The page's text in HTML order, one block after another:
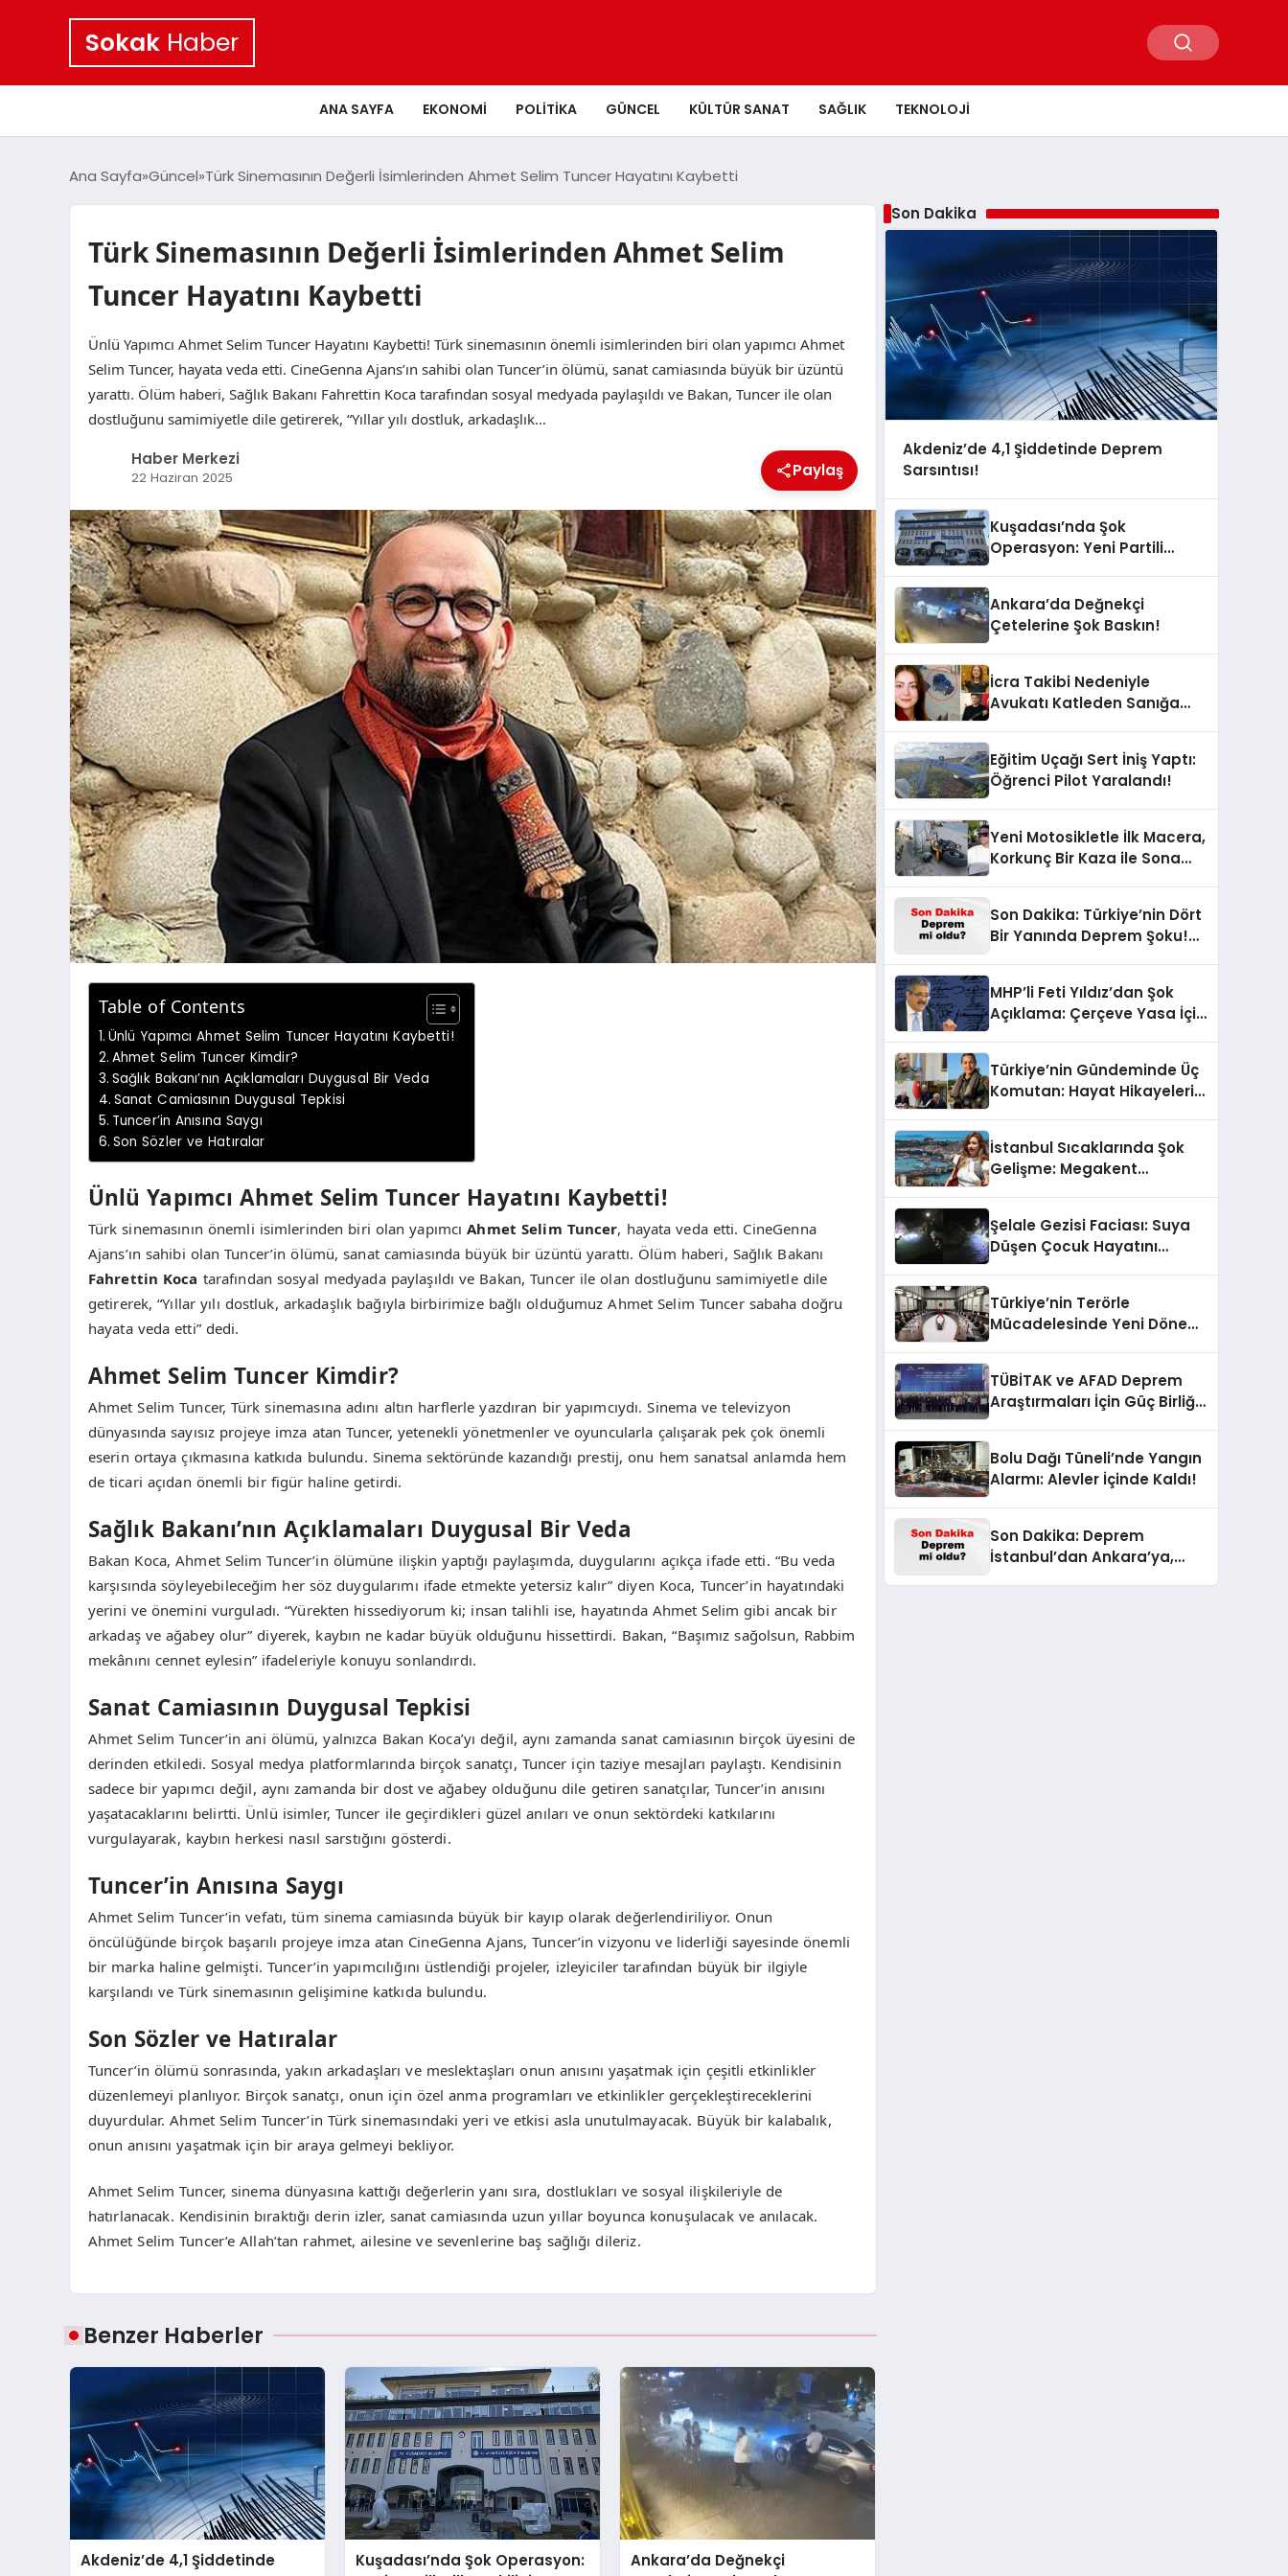
Sokak Haber
ANA SAYFA EKONOMI POLITIKA GÜNCEL KÜLTÜR SANAT SAĞLIK TEKNOLOJI
Ana Sayfa Güncel Türk Sinemasının Değerli İsimlerinden Ahmet Selim Tuncer Hayatını Kaybetti
Türk Sinemasının Değerli İsimlerinden Ahmet Selim
Tuncer Hayatını Kaybetti
Ünlü Yapımcı Ahmet Selim Tuncer Hayatını Kaybetti! Türk sinemasının önemli isimlerinden biri olan yapımcı Ahmet
Selim Tuncer, hayata veda etti. CineGenna Ajans’ın sahibi olan Tuncer’in ölümü, sanat camiasında büyük bir üzüntü
yarattı. Ölüm haberi, Sağlık Bakanı Fahrettin Koca tarafından sosyal medyada paylaşıldı ve Bakan, Tuncer ile olan
dostluğunu samimiyetle dile getirerek, “Yıllar yılı dostluk, arkadaşlık…
Haber Merkezi
22 Haziran 2025 Paylaş
Table of Contents
Ünlü Yapımcı Ahmet Selim Tuncer Hayatını Kaybetti!
Ahmet Selim Tuncer Kimdir?
Sağlık Bakanı’nın Açıklamaları Duygusal Bir Veda
Sanat Camiasının Duygusal Tepkisi
Tuncer’in Anısına Saygı
Son Sözler ve Hatıralar
Ünlü Yapımcı Ahmet Selim Tuncer Hayatını Kaybetti!
Türk sinemasının önemli isimlerinden biri olan yapımcıAhmet Selim Tuncer, hayata veda etti. CineGenna
Ajans’ın sahibi olan Tuncer’in ölümü, sanat camiasında büyük bir üzüntü yarattı. Ölüm haberi, Sağlık Bakanı
Fahrettin Koca tarafından sosyal medyada paylaşıldı ve Bakan, Tuncer ile olan dostluğunu samimiyetle dile
getirerek, “Yıllar yılı dostluk, arkadaşlık bağıyla birbirimize bağlı olduğumuz Ahmet Selim Tuncer sabaha doğru
hayata veda etti” dedi.
Ahmet Selim Tuncer Kimdir?
Ahmet Selim Tuncer, Türk sinemasına adını altın harflerle yazdıran bir yapımcıydı. Sinema ve televizyon
dünyasında sayısız projeye imza atan Tuncer, yetenekli yönetmenler ve oyuncularla çalışarak pek çok önemli
eserin ortaya çıkmasına katkıda bulundu. Sinema sektöründe kazandığı prestij, onu hem sanatsal anlamda hem
de ticari açıdan önemli bir figür haline getirdi.
Sağlık Bakanı’nın Açıklamaları Duygusal Bir Veda
Bakan Koca, Ahmet Selim Tuncer’in ölümüne ilişkin yaptığı paylaşımda, duygularını açıkça ifade etti. “Bu veda
karşısında söyleyebileceğim her söz duygularımı ifade etmekte yetersiz kalır” diyen Koca, Tuncer’in hayatındaki
yerini ve önemini vurguladı. “Yürekten hissediyorum ki; insan talihli ise, hayatında Ahmet Selim gibi ancak bir
arkadaş ve ağabey olur” diyerek, kaybın ne kadar büyük olduğunu hissettirdi. Bakan, “Başımız sağolsun, Rabbim
mekânını cennet eylesin” ifadeleriyle konuyu sonlandırdı.
Sanat Camiasının Duygusal Tepkisi
Ahmet Selim Tuncer’in ani ölümü, yalnızca Bakan Koca’yı değil, aynı zamanda sanat camiasının birçok üyesini de
derinden etkiledi. Sosyal medya platformlarında birçok sanatçı, Tuncer için taziye mesajları paylaştı. Kendisinin
sadece bir yapımcı değil, aynı zamanda bir dost ve ağabey olduğunu dile getiren sanatçılar, Tuncer’in anısını
yaşatacaklarını belirtti. Ünlü isimler, Tuncer ile geçirdikleri güzel anıları ve onun sektördeki katkılarını
vurgulayarak, kaybın herkesi nasıl sarstığını gösterdi.
Tuncer’in Anısına Saygı
Ahmet Selim Tuncer’in vefatı, tüm sinema camiasında büyük bir kayıp olarak değerlendiriliyor. Onun
öncülüğünde birçok başarılı projeye imza atan CineGenna Ajans, Tuncer’in vizyonu ve liderliği sayesinde önemli
bir marka haline gelmişti. Tuncer’in yapımcılığını üstlendiği projeler, izleyiciler tarafından büyük bir ilgiyle
karşılandı ve Türk sinemasının gelişimine katkıda bulundu.
Son Sözler ve Hatıralar
Tuncer’in ölümü sonrasında, yakın arkadaşları ve meslektaşları onun anısını yaşatmak için çeşitli etkinlikler
düzenlemeyi planlıyor. Birçok sanatçı, onun için özel anma programları ve etkinlikler gerçekleştireceklerini
duyurdular. Ahmet Selim Tuncer’in Türk sinemasındaki yeri ve etkisi asla unutulmayacak. Büyük bir kalabalık,
onun anısını yaşatmak için bir araya gelmeyi bekliyor.
Ahmet Selim Tuncer, sinema dünyasına kattığı değerlerin yanı sıra, dostlukları ve sosyal ilişkileriyle de
hatırlanacak. Kendisinin bıraktığı derin izler, sanat camiasında uzun yıllar boyunca konuşulacak ve anılacak.
Ahmet Selim Tuncer’e Allah’tan rahmet, ailesine ve sevenlerine baş sağlığı dileriz.
Benzer Haberler
Akdeniz’de 4,1 Şiddetinde
Kuşadası’nda Şok Operasyon:
Ankara’da Değnekçi
Son Dakika
Akdeniz’de 4,1 Şiddetinde Deprem
Sarsıntısı!
Kuşadası’nda Şok
Operasyon: Yeni Partili
Ankara’da Değnekçi
Çetelerine Şok Baskın!
İcra Takibi Nedeniyle
Avukatı Katleden Sanığa
Eğitim Uçağı Sert İniş Yaptı:
Öğrenci Pilot Yaralandı!
Yeni Motosikletle İlk Macera,
Korkunç Bir Kaza ile Sona
Son Dakika: Türkiye’nin Dört
Bir Yanında Deprem Şoku!
MHP’li Feti Yıldız’dan Şok
Açıklama: Çerçeve Yasa İçin
Türkiye’nin Gündeminde Üç
Komutan: Hayat Hikayeleri
İstanbul Sıcaklarında Şok
Gelişme: Megakent
Şelale Gezisi Faciası: Suya
Düşen Çocuk Hayatını
Türkiye’nin Terörle
Mücadelesinde Yeni Dönem:
TÜBİTAK ve AFAD Deprem
Araştırmaları İçin Güç Birliği
Bolu Dağı Tüneli’nde Yangın
Alarmı: Alevler İçinde Kaldı!
Son Dakika: Deprem
İstanbul’dan Ankara’ya,